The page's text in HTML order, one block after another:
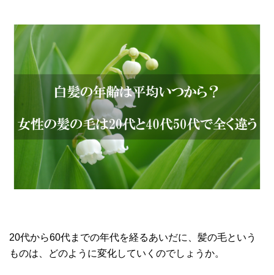
20代から60代までの年代を経るあいだに、髪の毛という
ものは、どのように変化していくのでしょうか。